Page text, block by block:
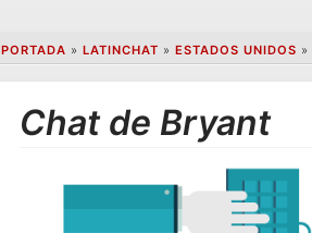
PORTADA » LATINCHAT » ESTADOS UNIDOS »
Chat de Bryant